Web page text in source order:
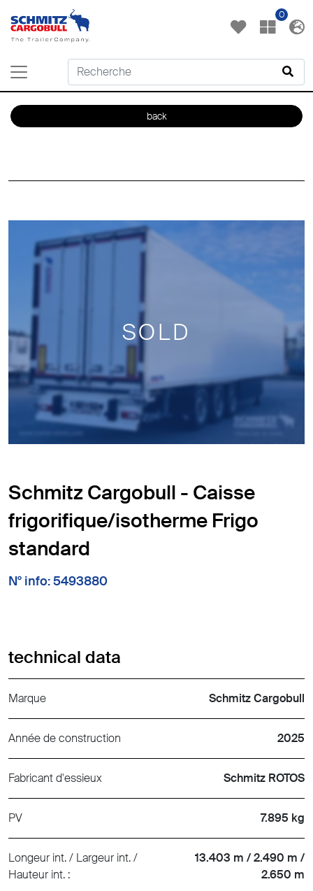
0
back
SOLD
Schmitz Cargobull - Caisse
frigorifique/isotherme Frigo
standard
N° info: 5493880
technical data
Marque Schmitz Cargobull
Année de construction 2025
Fabricant d'essieux Schmitz ROTOS
PV 7.895 kg
Longeur int. / Largeur int. /
Hauteur int. :
13.403 m / 2.490 m /
2.650 m